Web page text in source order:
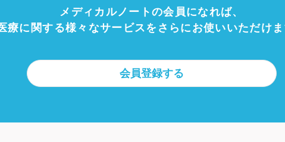
メディカルノートの会員になれば、
療に関する様々なサービスをさらにお使いいただけ
会員登録する